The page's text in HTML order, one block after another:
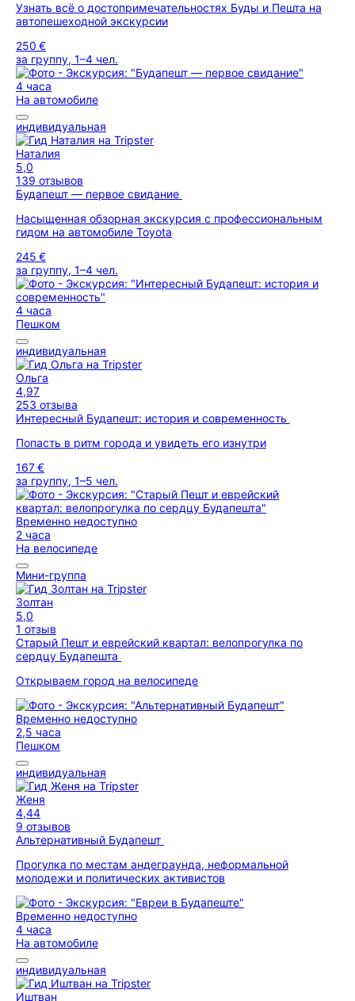
Узнать всё о достопримечательностях Буды и Пешта на
автопешеходной экскурсии
250 €
за группу, 1–4 чел.
4 часа
На автомобиле
индивидуальная
Наталия
5,0
139 отзывов
Будапешт — первое свидание
Насыщенная обзорная экскурсия с профессиональным
гидом на автомобиле Toyota
245 €
за группу, 1–4 чел.
4 часа
Пешком
индивидуальная
Ольга
4,97
253 отзыва
Интересный Будапешт: история и современность
Попасть в ритм города и увидеть его изнутри
167 €
за группу, 1–5 чел.
Временно недоступно
2 часа
На велосипеде
Мини-группа
Золтан
5,0
1 отзыв
Старый Пешт и еврейский квартал: велопрогулка по
сердцу Будапешта
Открываем город на велосипеде
Временно недоступно
2,5 часа
Пешком
индивидуальная
Женя
4,44
9 отзывов
Альтернативный Будапешт
Прогулка по местам андеграунда, неформальной
молодежи и политических активистов
Временно недоступно
4 часа
На автомобиле
индивидуальная
Иштван